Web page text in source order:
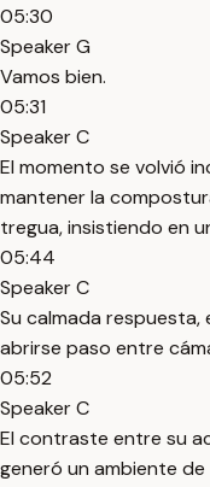
05:30
Speaker G
Vamos bien.
05:31
Speaker C
El momento se volvió
mantener la
tregua, insistiendo en
05:44
Speaker C
Su calmada
abrirse paso entre
05:52
Speaker C
El contraste entre su
generó un ambiente